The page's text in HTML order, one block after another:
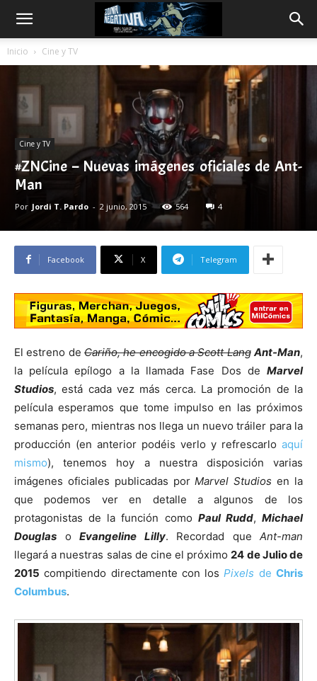
Inicio Cine y TV
Cine y TV
#ZNCine – Nuevas imágenes oficiales de Ant-
Man
Por Jordi T. Pardo - 2 junio, 2015 564 4
Facebook X Telegram
El estreno de Cariño, he encogido a Scott Lang Ant-Man,
la película epílogo a la llamada Fase Dos de Marvel
Studios, está cada vez más cerca. La promoción de la
película esperamos que tome impulso en las próximos
semanas pero, mientras nos llega un nuevo tráiler para la
producción (en anterior podéis verlo y refrescarlo aquí
mismo), tenemos hoy a nuestra disposición varias
imágenes oficiales publicadas porMarvel Studios en la
que podemos ver en detalle a algunos de los
protagonistas de la función como Paul Rudd,Michael
Douglas o Evangeline Lilly. Recordad que Ant-man
llegará a nuestras salas de cine el próximo24 de Julio de
2015 compitiendo directamente con losPixels deChris
Columbus.